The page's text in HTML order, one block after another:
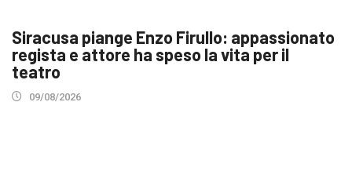
Siracusa piange Enzo Firullo: appassionato
regista e attore ha speso la vita per il
teatro
09/08/2026